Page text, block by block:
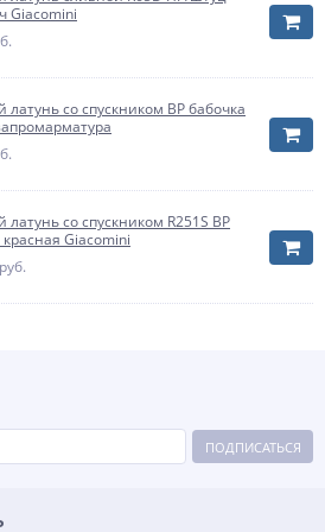
к
и к
резьба
краном
отверстия в
отверстия
документ (ТУ, ГОСТ)
арматура
ГОСТ Р 59553-
2021
Giacomini
со спускником ВР бабочка
со спускником R251S ВР
Giacomini
руб.
ПОДПИСАТЬСЯ